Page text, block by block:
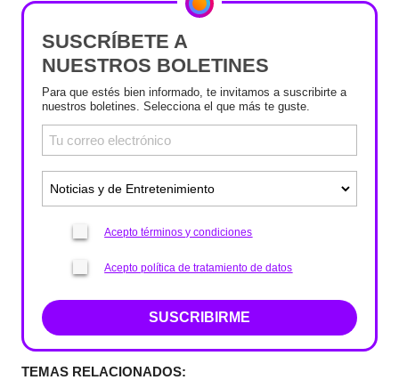
SUSCRÍBETE A
NUESTROS BOLETINES
Para que estés bien informado, te invitamos a suscribirte a
nuestros boletines. Selecciona el que más te guste.
Acepto términos y condiciones
Acepto política de tratamiento de datos
SUSCRIBIRME
TEMAS RELACIONADOS: